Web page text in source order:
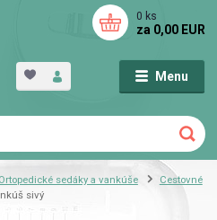
Menu
0 ks
za 0,00 EUR
Ortopedické sedáky a vankúše
Cestovné
sivý